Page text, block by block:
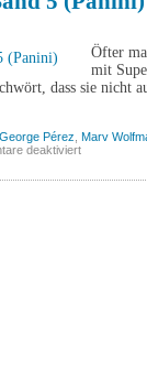
Öfter
mit
dass sie nicht
George Pérez Marv
deaktiviertfür